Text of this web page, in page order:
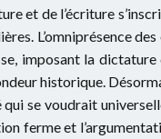
et de l’écriture
L’omniprésence
imposant la
historique.
se voudrait
ferme et